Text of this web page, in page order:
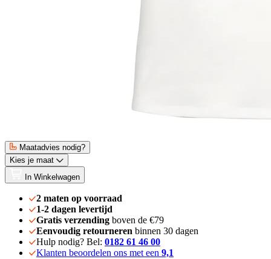
Maatadvies nodig?
Kies je maat
In Winkelwagen
2 maten op voorraad
1-2 dagen levertijd
Gratis verzending boven de €79
Eenvoudig retourneren binnen 30 dagen
Hulp nodig? Bel: 0182 61 46 00
Klanten beoordelen ons met een 9,1